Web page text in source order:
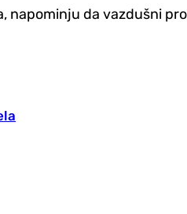
napominju da vazdušni